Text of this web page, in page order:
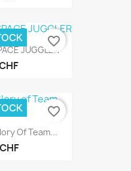
JUGGLER
favorite_border
Of Team...
favorite_border